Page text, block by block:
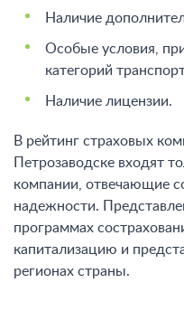
Наличие
Особые условия,
категорий
Наличие лицензии.
В рейтинг страховых
Петрозаводске входят
компании, отвечающие
надежности.
программах
капитализацию и
регионах страны.